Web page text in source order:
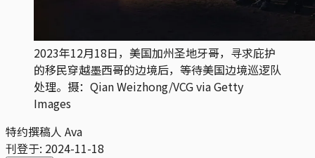
2023年12月18日，美国加州圣地牙哥，寻求庇护
的移民穿越墨西哥的边境后，等待美国边境巡逻队
处理。摄：Qian Weizhong/VCG via Getty
Images
特约撰稿人 Ava
刊登于: 2024-11-18